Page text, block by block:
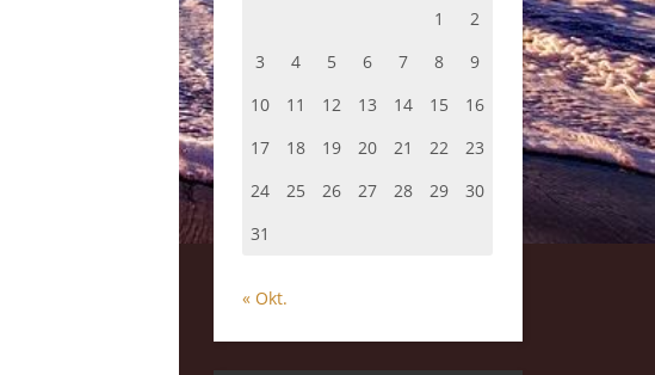
1
2
3
4 5 6 7 8
9
10
11 12 13 14 15
16
17
18 19 20 21 22
23
24
25 26 27 28 29
30
31
« Okt.